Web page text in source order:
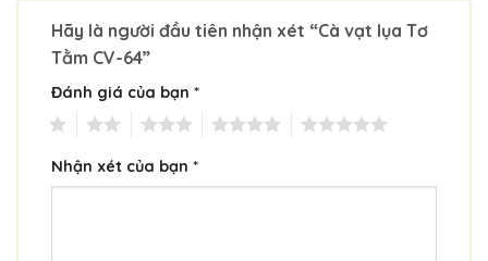
Hãy là người đầu tiên nhận xét “Cà vạt lụa Tơ
Tằm CV-64”
Đánh giá của bạn *
Nhận xét của bạn *